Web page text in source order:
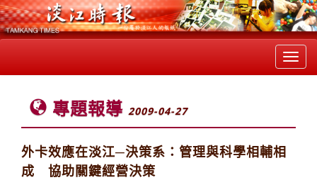
專題報導 2009-04-27
外卡效應在淡江─決策系：管理與科學相輔相
成 協助關鍵經營決策